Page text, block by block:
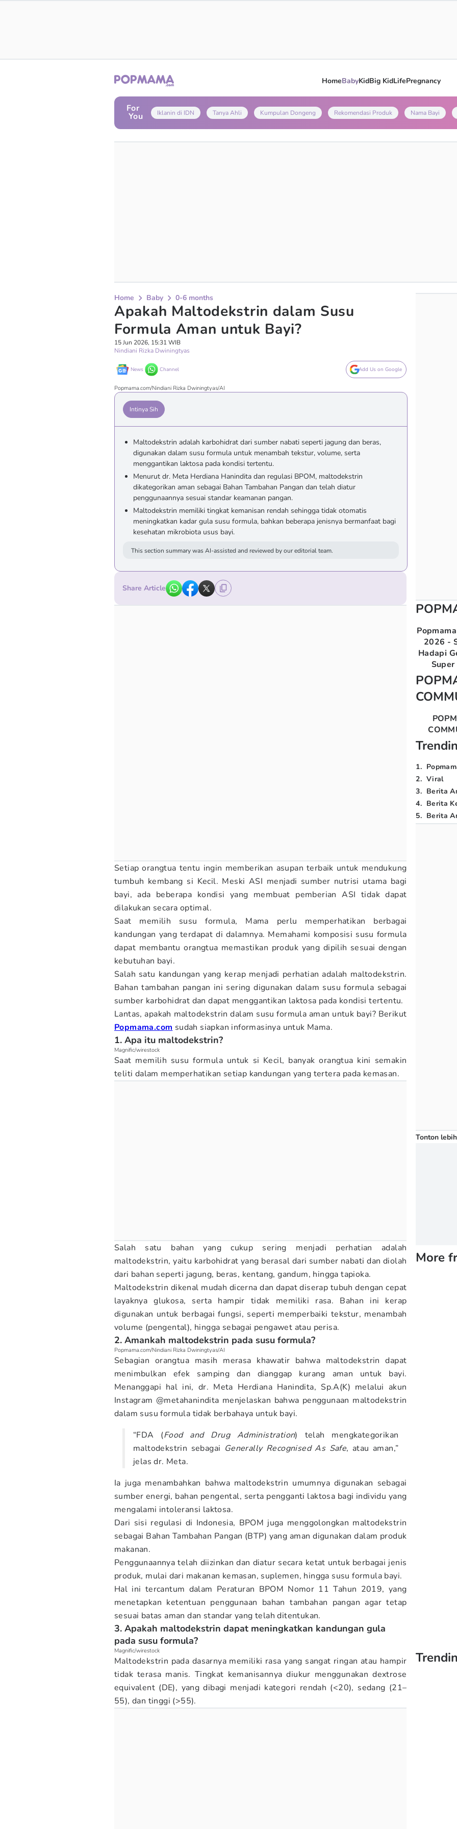
HomeBabyKidBig KidLifePregnancy
For
You Iklanin di IDN Tanya Ahli Kumpulan Dongeng Rekomendasi Produk Nama Bayi
Home Baby 0-6 months
Apakah Maltodekstrin dalam Susu
Formula Aman untuk Bayi?
15 Jun 2026, 15:31 WIB
Nindiani Rizka Dwiningtyas
News Channel Add Us on Google
Popmama.com/Nindiani Rizka Dwiningtyas/AI
Intinya Sih
Maltodekstrin adalah karbohidrat dari sumber nabati seperti jagung dan beras,
digunakan dalam susu formula untuk menambah tekstur, volume, serta
menggantikan laktosa pada kondisi tertentu.
Menurut dr. Meta Herdiana Hanindita dan regulasi BPOM, maltodekstrin
dikategorikan aman sebagai Bahan Tambahan Pangan dan telah diatur
penggunaannya sesuai standar keamanan pangan.
Maltodekstrin memiliki tingkat kemanisan rendah sehingga tidak otomatis
meningkatkan kadar gula susu formula, bahkan beberapa jenisnya bermanfaat bagi
kesehatan mikrobiota usus bayi.
This section summary was AI-assisted and reviewed by our editorial team.
Share Article
Setiap orangtua tentu ingin memberikan asupan terbaik untuk mendukung
tumbuh kembang si Kecil. Meski ASI menjadi sumber nutrisi utama bagi
bayi, ada beberapa kondisi yang membuat pemberian ASI tidak dapat
dilakukan secara optimal.
Saat memilih susu formula, Mama perlu memperhatikan berbagai
kandungan yang terdapat di dalamnya. Memahami komposisi susu formula
dapat membantu orangtua memastikan produk yang dipilih sesuai dengan
kebutuhan bayi.
Salah satu kandungan yang kerap menjadi perhatian adalah maltodekstrin.
Bahan tambahan pangan ini sering digunakan dalam susu formula sebagai
sumber karbohidrat dan dapat menggantikan laktosa pada kondisi tertentu.
Lantas, apakah maltodekstrin dalam susu formula aman untuk bayi? Berikut
Popmama.com sudah siapkan informasinya untuk Mama.
1. Apa itu maltodekstrin?
Magnific/wirestock
Saat memilih susu formula untuk si Kecil, banyak orangtua kini semakin
teliti dalam memperhatikan setiap kandungan yang tertera pada kemasan.
Salah satu bahan yang cukup sering menjadi perhatian adalah
maltodekstrin, yaitu karbohidrat yang berasal dari sumber nabati dan diolah
dari bahan seperti jagung, beras, kentang, gandum, hingga tapioka.
Maltodekstrin dikenal mudah dicerna dan dapat diserap tubuh dengan cepat
layaknya glukosa, serta hampir tidak memiliki rasa. Bahan ini kerap
digunakan untuk berbagai fungsi, seperti memperbaiki tekstur, menambah
volume (pengental), hingga sebagai pengawet atau perisa.
2. Amankah maltodekstrin pada susu formula?
Popmama.com/Nindiani Rizka Dwiningtyas/AI
Sebagian orangtua masih merasa khawatir bahwa maltodekstrin dapat
menimbulkan efek samping dan dianggap kurang aman untuk bayi.
Menanggapi hal ini, dr. Meta Herdiana Hanindita, Sp.A(K) melalui akun
Instagram @metahanindita menjelaskan bahwa penggunaan maltodekstrin
dalam susu formula tidak berbahaya untuk bayi.
“FDA (Food and Drug Administration) telah mengkategorikan
maltodekstrin sebagai Generally Recognised As Safe, atau aman,”
jelas dr. Meta.
Ia juga menambahkan bahwa maltodekstrin umumnya digunakan sebagai
sumber energi, bahan pengental, serta pengganti laktosa bagi individu yang
mengalami intoleransi laktosa.
Dari sisi regulasi di Indonesia, BPOM juga menggolongkan maltodekstrin
sebagai Bahan Tambahan Pangan (BTP) yang aman digunakan dalam produk
makanan.
Penggunaannya telah diizinkan dan diatur secara ketat untuk berbagai jenis
produk, mulai dari makanan kemasan, suplemen, hingga susu formula bayi.
Hal ini tercantum dalam Peraturan BPOM Nomor 11 Tahun 2019, yang
menetapkan ketentuan penggunaan bahan tambahan pangan agar tetap
sesuai batas aman dan standar yang telah ditentukan.
3. Apakah maltodekstrin dapat meningkatkan kandungan gula
pada susu formula?
Magnific/wirestock
Maltodekstrin pada dasarnya memiliki rasa yang sangat ringan atau hampir
tidak terasa manis. Tingkat kemanisannya diukur menggunakan dextrose
equivalent (DE), yang dibagi menjadi kategori rendah (<20), sedang (21–
55), dan tinggi (>55).
2026 -
Hadapi
1.
2. Viral
3. Berita
4. Berita
5. Berita
Tonton
More